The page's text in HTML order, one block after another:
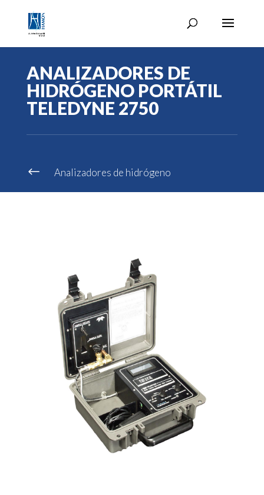
ANALIZADORES DE
HIDRÓGENO PORTÁTIL
TELEDYNE 2750
# Analizadores de hidrógeno